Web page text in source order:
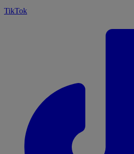
TikTok